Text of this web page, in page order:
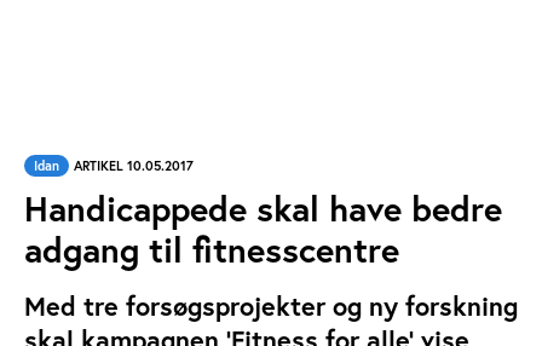
Idan ARTIKEL 10.05.2017
Handicappede skal have bedre
adgang til fitnesscentre
Med tre forsøgsprojekter og ny forskning